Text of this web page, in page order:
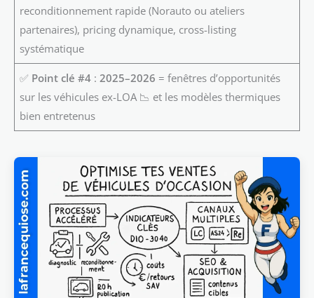
reconditionnement rapide (Norauto ou ateliers
partenaires), pricing dynamique, cross-listing
systématique
✅ Point clé #4 :2025–2026 = fenêtres d’opportunités
sur les véhicules ex-LOA 📉 et les modèles thermiques
bien entretenus